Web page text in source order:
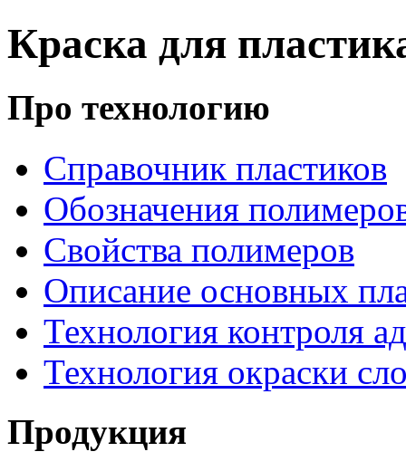
Краска для
Про технологию
Справочник пластиков
Обозначения
Свойства полимеров
Описание основных
Технология контроля
Технология окраски
Продукция